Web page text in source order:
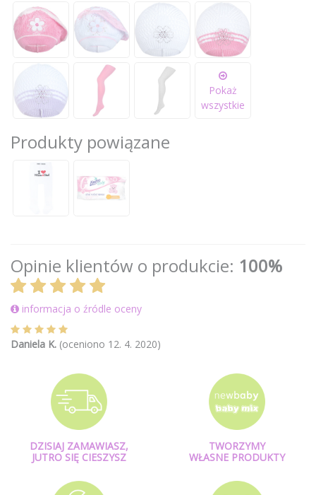
Pokaż
wszystkie
Produkty powiązane
Opinie klientów o produkcie: 100%
informacja o źródle oceny
Daniela K. (oceniono 12. 4. 2020)
DZISIAJ ZAMAWIASZ,
JUTRO SIĘ CIESZYSZ
TWORZYMY
WŁASNE PRODUKTY